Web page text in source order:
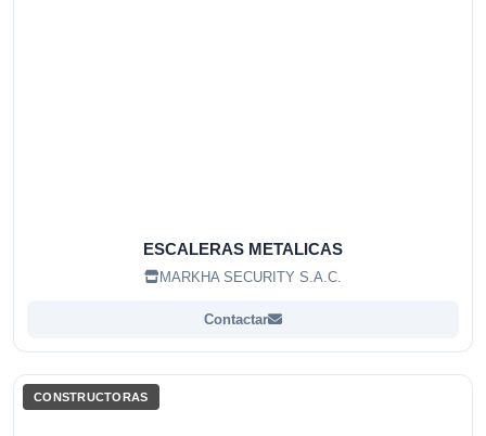
ESCALERAS METALICAS
MARKHA SECURITY S.A.C.
Contactar
CONSTRUCTORAS